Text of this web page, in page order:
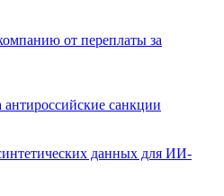
от переплаты за
санкции
данных для ИИ-